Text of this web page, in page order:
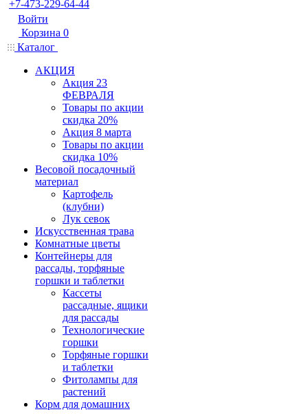
+7-473-229-64-44
Войти
Корзина 0
Каталог
АКЦИЯ
Акция 23
ФЕВРАЛЯ
Товары по акции
скидка 20%
Акция 8 марта
Товары по акции
скидка 10%
Весовой посадочный
материал
Картофель
(клубни)
Лук севок
Искусственная трава
Комнатные цветы
Контейнеры для
рассады, торфяные
горшки и таблетки
Кассеты
рассадные, ящики
для рассады
Технологические
горшки
Торфяные горшки
и таблетки
Фитолампы для
растений
Корм для домашних